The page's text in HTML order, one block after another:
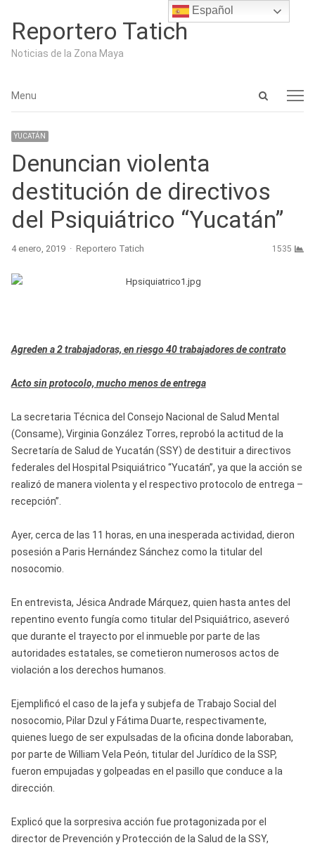
Reportero Tatich
Noticias de la Zona Maya
Open
Menu
Menu
YUCATÁN
Denuncian violenta
destitución de directivos
del Psiquiátrico “Yucatán”
4 enero, 2019 Author
Reportero Tatich 1535
Agreden a 2 trabajadoras, en riesgo 40 trabajadores de contrato
Acto sin protocolo, mucho menos de entrega
La secretaria Técnica del Consejo Nacional de Salud Mental
(Consame), Virginia González Torres, reprobó la actitud de la
Secretaría de Salud de Yucatán (SSY) de destituir a directivos
federales del Hospital Psiquiátrico “Yucatán”, ya que la acción se
realizó de manera violenta y el respectivo protocolo de entrega –
recepción”.
Ayer, cerca de las 11 horas, en una inesperada actividad, dieron
posesión a Paris Hernández Sánchez como la titular del
nosocomio.
En entrevista, Jésica Andrade Márquez, quien hasta antes del
repentino evento fungía como titular del Psiquiátrico, aseveró
que durante el trayecto por el inmueble por parte de las
autoridades estatales, se cometieron numerosos actos de
violación a los derechos humanos.
Ejemplificó el caso de la jefa y subjefa de Trabajo Social del
nosocomio, Pilar Dzul y Fátima Duarte, respectivamente,
quienes luego de ser expulsadas de la oficina donde laboraban,
por parte de William Vela Peón, titular del Jurídico de la SSP,
fueron empujadas y golpeadas en el pasillo que conduce a la
dirección.
Explicó que la sorpresiva acción fue protagonizada por el
director de Prevención y Protección de la Salud de la SSY,
Español